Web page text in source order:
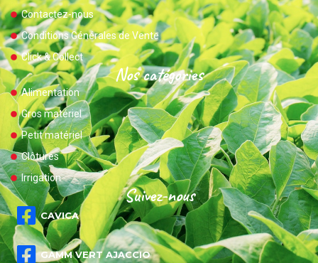
Contactez-nous
Conditions Générales de Vente
Click & Collect
Nos catégories
Alimentation
Gros matériel
Petit matériel
Clôtures
Irrigation
Suivez-nous
CAVICA
GAMM VERT AJACCIO